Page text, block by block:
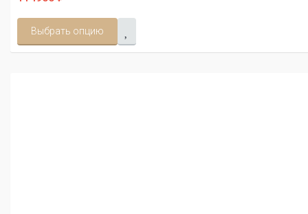
Выбрать опцию